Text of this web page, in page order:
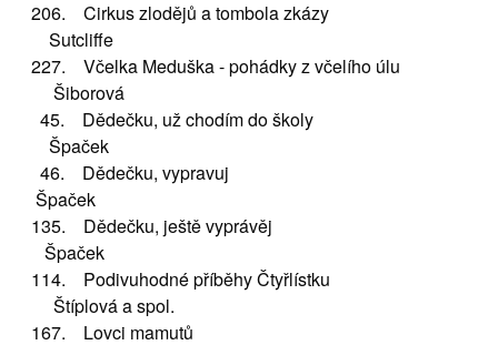
206. Cirkus zlodějů a tombola zkázy
Sutcliffe
227. Včelka Meduška - pohádky z včelího úlu
Šiborová
45. Dědečku, už chodím do školy
Špaček
46. Dědečku, vypravuj
Špaček
135. Dědečku, ještě vyprávěj
Špaček
114. Podivuhodné příběhy Čtyřlístku
Štíplová a spol.
167. Lovci mamutů